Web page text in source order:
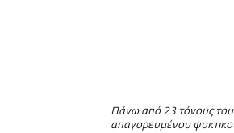
Πάνω από 23 τόνους του
απαγορευμένου